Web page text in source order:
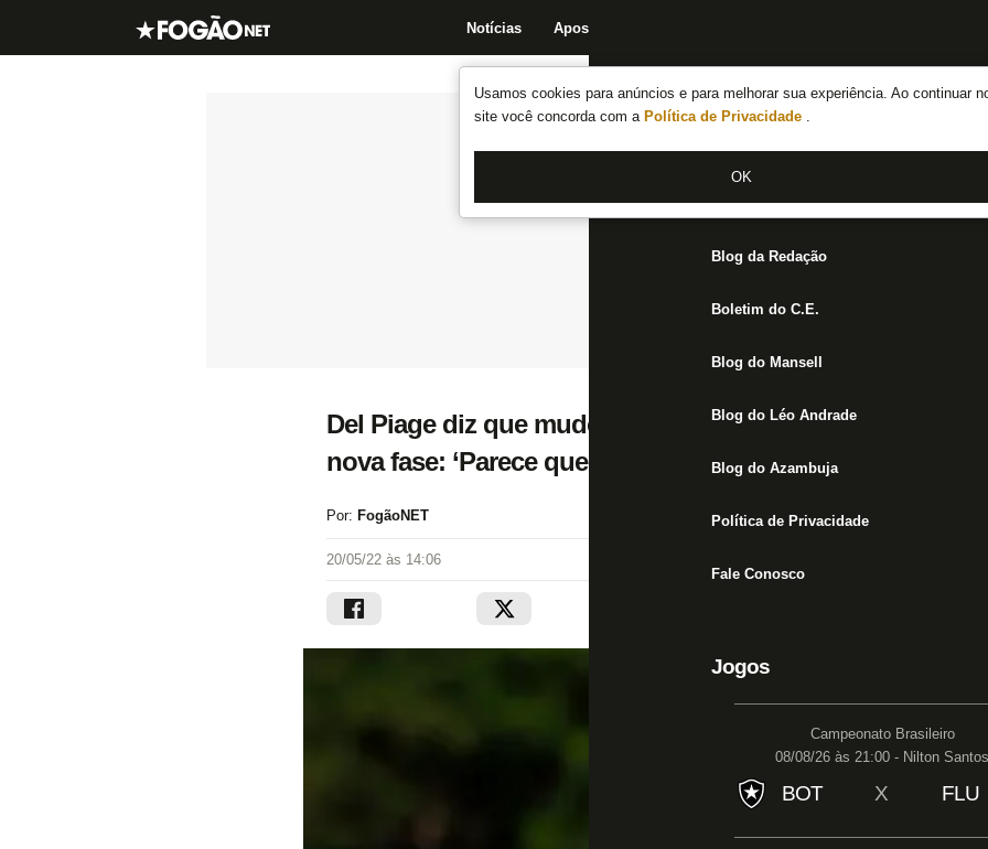
Usamos cookies para anúncios e para melhorar sua experiência. Ao continuar
site você concorda com a Política de Privacidade .
OK
Notícias Apostas
Notícias do Botafogo
Fórum
Jogos
Blog da Redação
Boletim do C.E.
Blog do Mansell
Blog do Léo Andrade
Blog do Azambuja
Política de Privacidade
Fale Conosco
Jogos
Campeonato Brasileiro
08/08/26 às 21:00 - Nilton Santos
BOT X FLU
Del Piage diz que mudou nome por causa da torcida do
nova fase: ‘Parece que o Romildo foi embora e chegou
Por: FogãoNET
20/05/22 às 14:06